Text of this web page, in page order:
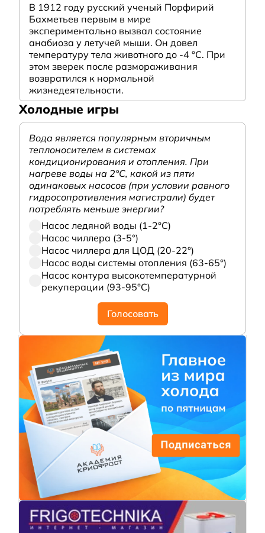
В 1912 году русский ученый Порфирий
Бахметьев первым в мире
экспериментально вызвал состояние
анабиоза у летучей мыши. Он довел
температуру тела животного до -4 °C. При
этом зверек после размораживания
возвратился к нормальной
жизнедеятельности.
Холодные игры
Вода является популярным вторичным
теплоносителем в системах
кондиционирования и отопления. При
нагреве воды на 2°С, какой из пяти
одинаковых насосов (при условии равного
гидросопротивления магистрали) будет
потреблять меньше энергии?
Насос ледяной воды (1-2°С)
Насос чиллера (3-5°)
Насос чиллера для ЦОД (20-22°)
Насос воды системы отопления (63-65°)
Насос контура высокотемпературной
рекуперации (93-95°С)
Голосовать